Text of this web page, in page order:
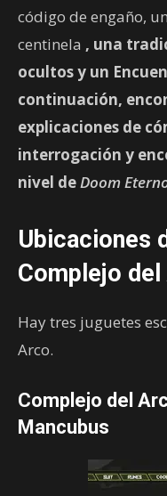
código de engaño,
centinela , una
ocultosy un
continuación,
explicaciones de
interrogación y
nivel de Doom
Ubicaciones
Complejo
Hay tres juguetes
Arco.
Complejo del
Mancubus